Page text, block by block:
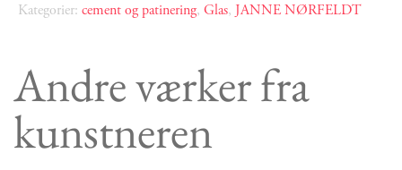
Kategorier: cement og patinering, Glas, JANNE NØRFELDT
Andre værker fra
kunstneren